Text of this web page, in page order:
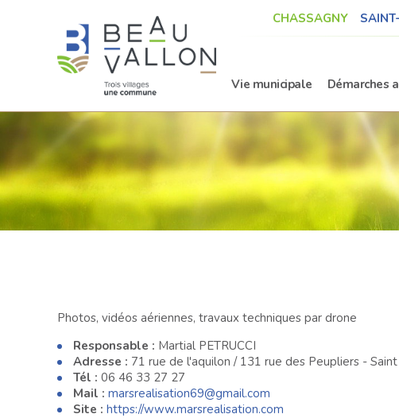
CHASSAGNY
Vie municipale Démarches
Photos, vidéos aériennes, travaux techniques par drone
Responsable : Martial PETRUCCI
Adresse : 71 rue de l'aquilon / 131 rue des Peupliers - Saint
Tél : 06 46 33 27 27
Mail : marsrealisation69@gmail.com
Site : https://www.marsrealisation.com